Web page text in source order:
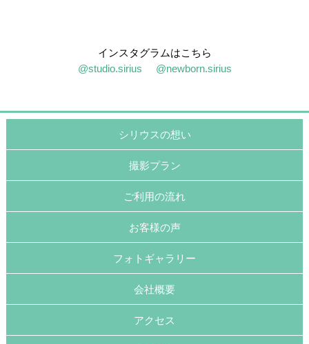
インスタグラムはこちら
@studio.sirius
@newborn.sirius
シリウスの想い
撮影プラン
ご利用の流れ
お客様の声
フォトギャラリー
会社概要
アクセス